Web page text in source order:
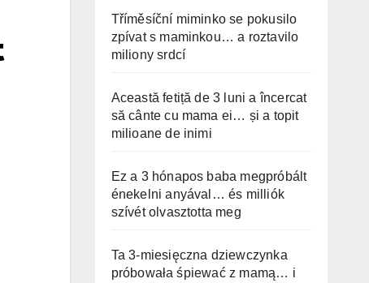
Tříměsíční miminko se pokusilo
zpívat s maminkou… a roztavilo
miliony srdcí
Această fetiță de 3 luni a încercat
să cânte cu mama ei… și a topit
milioane de inimi
Ez a 3 hónapos baba megpróbált
énekelni anyával… és milliók
szívét olvasztotta meg
Ta 3-miesięczna dziewczynka
próbowała śpiewać z mamą… i